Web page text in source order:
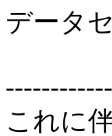
データ
これに